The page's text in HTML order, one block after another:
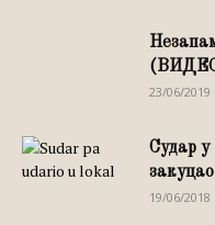
23/06/2019
Судар у
19/06/2018